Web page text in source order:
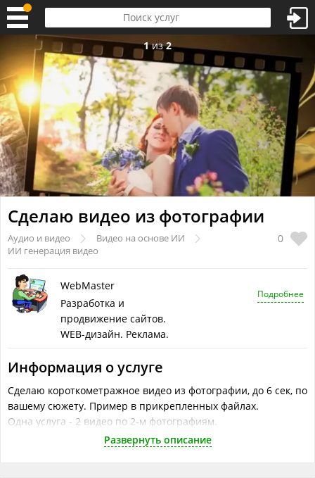
1из2
Сделаю видео из фотографии
0
Аудио и видео
Видео на основе ИИ
ИИ генерация видео
WebMaster
Разработка и
продвижение сайтов.
WEB-дизайн. Реклама.
Подробнее
Информация о услуге
Сделаю короткометражное видео из фотографии, до 6 сек, по
вашему сюжету. Пример в прикрепленных файлах.
Одна услуга - 2 видео по 2-м фотографиям.
Приведённое в качестве примера видео не самого лучшего
Развернуть описание